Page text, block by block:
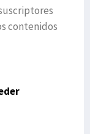
contenidos